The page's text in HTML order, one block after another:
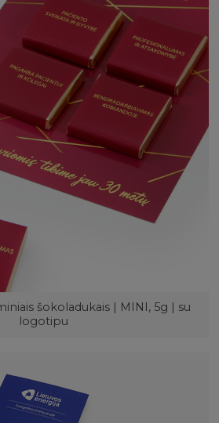
šokoladukais | MINI, 5g | su
logotipu